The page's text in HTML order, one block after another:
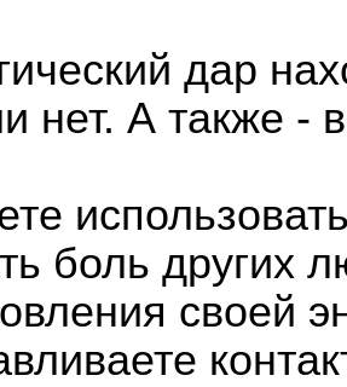
дар
нет. А также -
боль других
своей